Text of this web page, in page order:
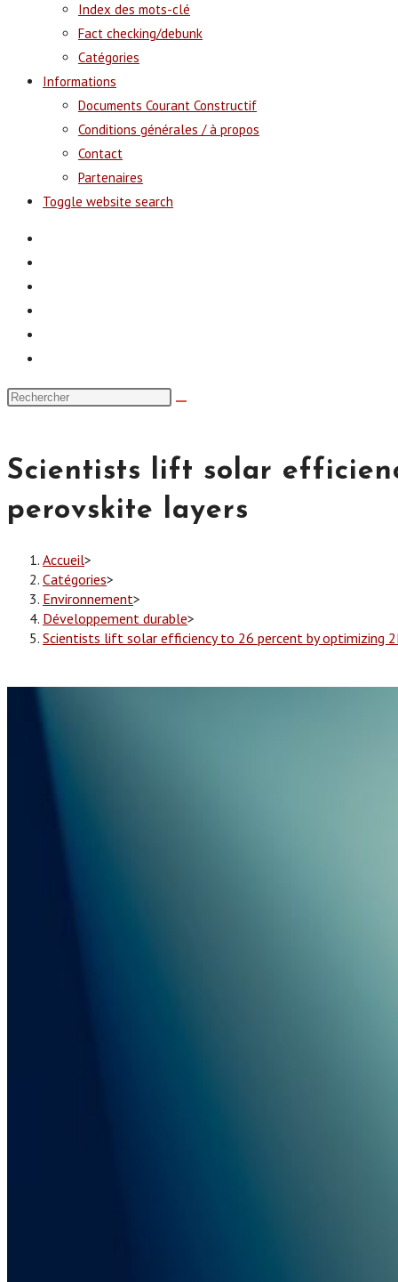
Index des mots-clé
Fact checking/debunk
Catégories
Informations
Documents Courant Constructif
Conditions générales / à propos
Contact
Partenaires
Toggle website search
Scientists lift solar
perovskite layers
Accueil>
Catégories>
Environnement>
Développement durable>
Scientists lift solar efficiency to 26 percent by optimizing